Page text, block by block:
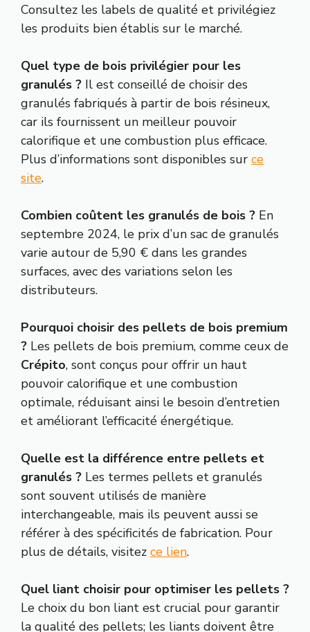
Consultez les labels de qualité et privilégiez
les produits bien établis sur le marché.
Quel type de bois privilégier pour les
granulés ? Il est conseillé de choisir des
granulés fabriqués à partir de bois résineux,
car ils fournissent un meilleur pouvoir
calorifique et une combustion plus efficace.
Plus d’informations sont disponibles sur ce
site.
Combien coûtent les granulés de bois ? En
septembre 2024, le prix d’un sac de granulés
varie autour de 5,90 € dans les grandes
surfaces, avec des variations selon les
distributeurs.
Pourquoi choisir des pellets de bois premium
? Les pellets de bois premium, comme ceux de
Crépito, sont conçus pour offrir un haut
pouvoir calorifique et une combustion
optimale, réduisant ainsi le besoin d’entretien
et améliorant l’efficacité énergétique.
Quelle est la différence entre pellets et
granulés ? Les termes pellets et granulés
sont souvent utilisés de manière
interchangeable, mais ils peuvent aussi se
référer à des spécificités de fabrication. Pour
plus de détails, visitez ce lien.
Quel liant choisir pour optimiser les pellets ?
Le choix du bon liant est crucial pour garantir
la qualité des pellets; les liants doivent être